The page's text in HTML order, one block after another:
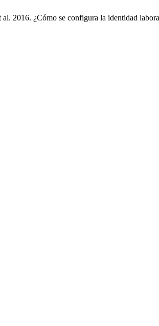
2016. ¿Cómo se configura la identidad